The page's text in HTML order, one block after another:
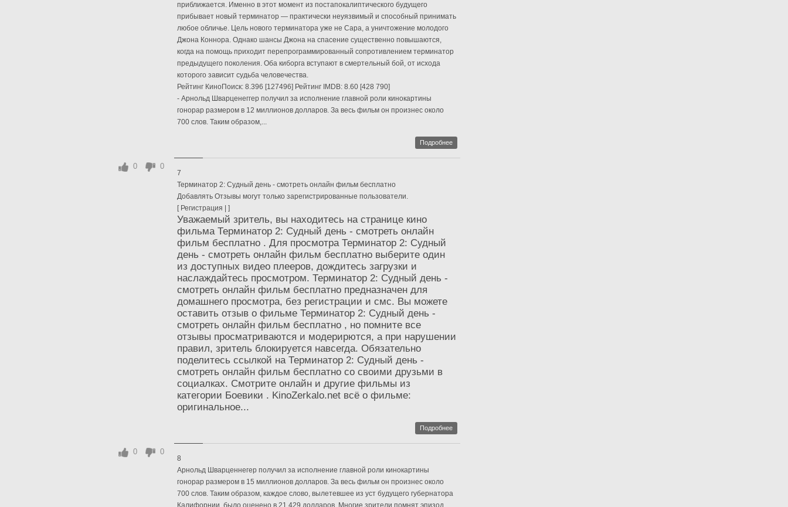
приближается. Именно в этот момент из постапокалиптического будущего
прибывает новый терминатор — практически неуязвимый и способный принимать
любое обличье. Цель нового терминатора уже не Сара, а уничтожение молодого
Джона Коннора. Однако шансы Джона на спасение существенно повышаются,
когда на помощь приходит перепрограммированный сопротивлением терминатор
предыдущего поколения. Оба киборга вступают в смертельный бой, от исхода
которого зависит судьба человечества.
Рейтинг КиноПоиск: 8.396 [127496] Рейтинг IMDB: 8.60 [428 790]
- Арнольд Шварценеггер получил за исполнение главной роли кинокартины
гонорар размером в 12 миллионов долларов. За весь фильм он произнес около
700 слов. Таким образом,...
Подробнее
7
Терминатор 2: Судный день - смотреть онлайн фильм бесплатно
Добавлять Отзывы могут только зарегистрированные пользователи.
[ Регистрация | ]
Уважаемый зритель, вы находитесь на странице кино
фильма Терминатор 2: Судный день - смотреть онлайн
фильм бесплатно . Для просмотра Терминатор 2: Судный
день - смотреть онлайн фильм бесплатно выберите один
из доступных видео плееров, дождитесь загрузки и
наслаждайтесь просмотром. Терминатор 2: Судный день -
смотреть онлайн фильм бесплатно предназначен для
домашнего просмотра, без регистрации и смс. Вы можете
оставить отзыв о фильме Терминатор 2: Судный день -
смотреть онлайн фильм бесплатно , но помните все
отзывы просматриваются и модерирются, а при нарушении
правил, зритель блокируется навсегда. Обязательно
поделитесь ссылкой на Терминатор 2: Судный день -
смотреть онлайн фильм бесплатно со своими друзьми в
социалках. Смотрите онлайн и другие фильмы из
категории Боевики . KinoZerkalo.net всё о фильме:
оригинальное...
0 0
Подробнее
8
Арнольд Шварценнегер получил за исполнение главной роли кинокартины
гонорар размером в 15 миллионов долларов. За весь фильм он произнес около
700 слов. Таким образом, каждое слово, вылетевшее из уст будущего губернатора
Калифорнии, было оценено в 21,429 долларов. Многие зрители помнят эпизод
0 0